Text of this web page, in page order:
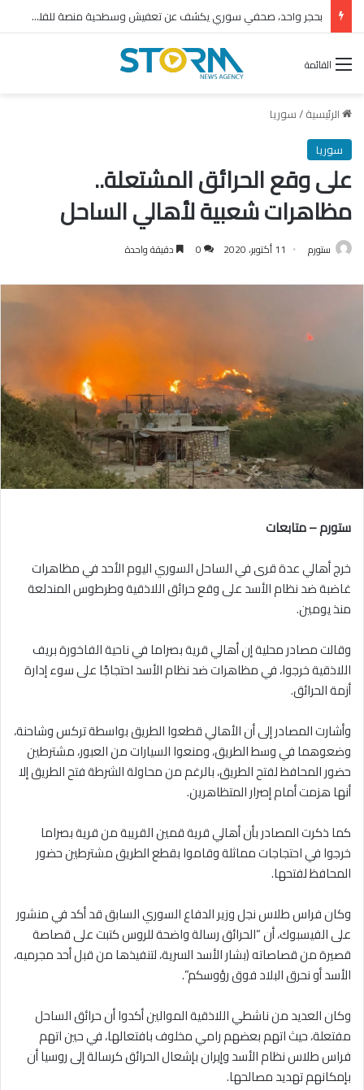
بحجر واحد، صحفي سوري يكشف عن تعفيش وسطحية منصة للفلول
القائمة
الرئيسية/سوريا
سوريا
على وقع الحرائق المشتعلة..
مظاهرات شعبية لأهالي الساحل
ستورم 11 أكتوبر، 2020 0 دقيقة واحدة
ستورم – متابعات
خرج أهالي عدة قرى في الساحل السوري اليوم الأحد في مظاهرات
غاضبة ضد نظام الأسد على وقع حرائق اللاذقية وطرطوس المندلعة
منذ يومين.
وقالت مصادر محلية إن أهالي قرية بصراما في ناحية الفاخورة بريف
اللاذقية خرجوا، في مظاهرات ضد نظام الأسد احتجاجًا على سوء إدارة
أزمة الحرائق.
وأشارت المصادر إلى أن الأهالي قطعوا الطريق بواسطة تركس وشاحنة،
وضعوهما في وسط الطريق، ومنعوا السيارات من العبور، مشترطين
حضور المحافظ لفتح الطريق، بالرغم من محاولة الشرطة فتح الطريق إلا
أنها هزمت أمام إصرار المتظاهرين.
كما ذكرت المصادر بأن أهالي قرية قمين القريبة من قرية بصراما
خرجوا في احتجاجات مماثلة وقاموا بقطع الطريق مشترطين حضور
المحافظ لفتحها.
وكان فراس طلاس نجل وزير الدفاع السوري السابق قد أكد في منشور
على الفيسبوك، أن “الحرائق رسالة واضحة للروس كتبت على قصاصة
قصيرة من قصاصاته (بشار الأسد السرية، لتنفيذها من قبل أحد مجرمیه،
الأسد أو نحرق البلاد فوق رؤوسكم”.
وكان العديد من ناشطي اللاذقية الموالين أكدوا أن حرائق الساحل
مفتعلة، حيث اتهم بعضهم رامي مخلوف بافتعالها، في حين اتهم
فراس طلاس نظام الأسد وإيران بإشعال الحرائق كرسالة إلى روسيا أن
بإمكانهم تهديد مصالحها.